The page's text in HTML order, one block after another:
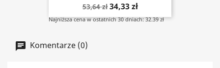
53,64 zł 34,33 zł
Najniższa cena w ostatnich 30 dniach: 32.39 zł
Komentarze (0)